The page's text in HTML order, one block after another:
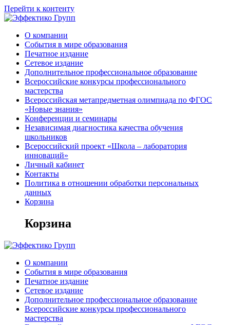
Перейти к контенту
О компании
События в мире образования
Печатное издание
Сетевое издание
Дополнительное профессиональное образование
Всероссийские конкурсы профессионального
мастерства
Всероссийская метапредметная олимпиада по ФГОС
«Новые знания»
Конференции и семинары
Независимая диагностика качества обучения
школьников
Всероссийский проект «Школа – лаборатория
инноваций»
Личный кабинет
Контакты
Политика в отношении обработки персональных
данных
Корзина
Корзина
О компании
События в мире образования
Печатное издание
Сетевое издание
Дополнительное профессиональное образование
Всероссийские конкурсы профессионального
мастерства